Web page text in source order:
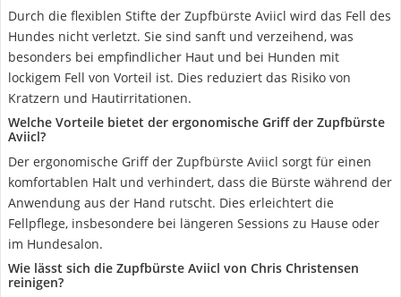
Durch die flexiblen Stifte der Zupfbürste Aviicl wird das Fell des
Hundes nicht verletzt. Sie sind sanft und verzeihend, was
besonders bei empfindlicher Haut und bei Hunden mit
lockigem Fell von Vorteil ist. Dies reduziert das Risiko von
Kratzern und Hautirritationen.
Welche Vorteile bietet der ergonomische Griff der Zupfbürste
Aviicl?
Der ergonomische Griff der Zupfbürste Aviicl sorgt für einen
komfortablen Halt und verhindert, dass die Bürste während der
Anwendung aus der Hand rutscht. Dies erleichtert die
Fellpflege, insbesondere bei längeren Sessions zu Hause oder
im Hundesalon.
Wie lässt sich die Zupfbürste Aviicl von Chris Christensen
reinigen?